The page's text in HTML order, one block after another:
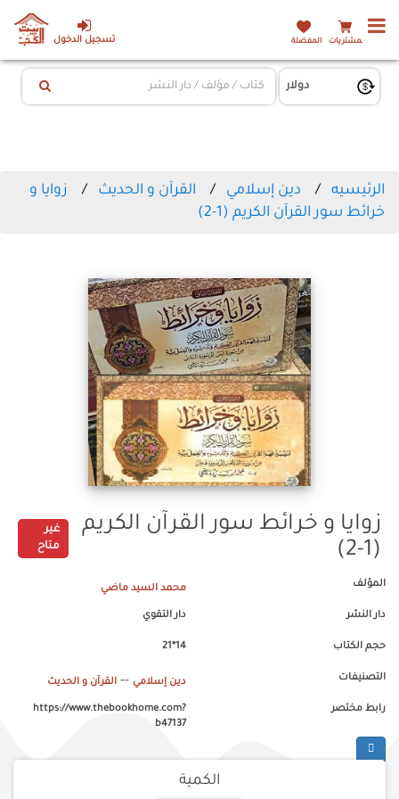
تسجيل الدخول المشتريات المفضلة
الرئيسيه دين إسلامي القرآن و الحديث
زوايا و
خرائط سور القرآن الكريم (1-2)
زوايا و خرائط سور القرآن الكريم
(1-2)
غير
متاح
المؤلف محمد السيد ماضي
دار النشر دار التقوي
حجم الكتاب 14*21
التصنيفات دين إسلامي -- القرآن و الحديث
رابط مختصر
https://www.thebookhome.com?
b47137
الكمية